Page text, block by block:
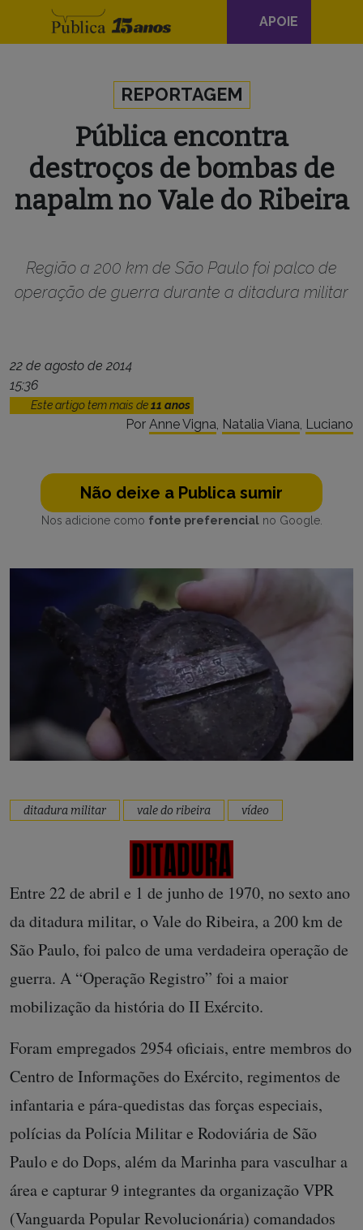
Navegação
principal
APOIE
REPORTAGEM
Pública encontra
destroços de bombas de
napalm no Vale do Ribeira
Região a 200 km de São Paulo foi palco de
operação de guerra durante a ditadura militar
22 de agosto de 2014
15:36
Este artigo tem mais de11 anos
Por Anne Vigna, Natalia Viana, Luciano
Não deixe a Publica sumir
Nos adicione como fonte preferencialno Google.
ditadura militar vale do ribeira vídeo
Entre 22 de abril e 1 de junho de 1970, no sexto ano
da ditadura militar, o Vale do Ribeira, a 200 km de
São Paulo, foi palco de uma verdadeira operação de
guerra. A “Operação Registro” foi a maior
mobilização da história do II Exército.
Foram empregados 2954 oficiais, entre membros do
Centro de Informações do Exército, regimentos de
infantaria e pára-quedistas das forças especiais,
polícias da Polícia Militar e Rodoviária de São
Paulo e do Dops, além da Marinha para vasculhar a
área e capturar 9 integrantes da organização VPR
(Vanguarda Popular Revolucionária) comandados